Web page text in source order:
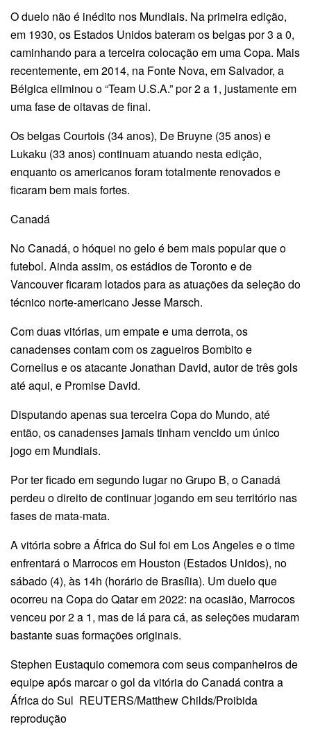
O duelo não é inédito nos Mundiais. Na primeira edição,
em 1930, os Estados Unidos bateram os belgas por 3 a 0,
caminhando para a terceira colocação em uma Copa. Mais
recentemente, em 2014, na Fonte Nova, em Salvador, a
Bélgica eliminou o “Team U.S.A.” por 2 a 1, justamente em
uma fase de oitavas de final.
Os belgas Courtois (34 anos), De Bruyne (35 anos) e
Lukaku (33 anos) continuam atuando nesta edição,
enquanto os americanos foram totalmente renovados e
ficaram bem mais fortes.
Canadá
No Canadá, o hóquei no gelo é bem mais popular que o
futebol. Ainda assim, os estádios de Toronto e de
Vancouver ficaram lotados para as atuações da seleção do
técnico norte-americano Jesse Marsch.
Com duas vitórias, um empate e uma derrota, os
canadenses contam com os zagueiros Bombito e
Cornelius e os atacante Jonathan David, autor de três gols
até aqui, e Promise David.
Disputando apenas sua terceira Copa do Mundo, até
então, os canadenses jamais tinham vencido um único
jogo em Mundiais.
Por ter ficado em segundo lugar no Grupo B, o Canadá
perdeu o direito de continuar jogando em seu território nas
fases de mata-mata.
A vitória sobre a África do Sul foi em Los Angeles e o time
enfrentará o Marrocos em Houston (Estados Unidos), no
sábado (4), às 14h (horário de Brasília). Um duelo que
ocorreu na Copa do Qatar em 2022: na ocasião, Marrocos
venceu por 2 a 1, mas de lá para cá, as seleções mudaram
bastante suas formações originais.
Stephen Eustaquio comemora com seus companheiros de
equipe após marcar o gol da vitória do Canadá contra a
África do Sul REUTERS/Matthew Childs/Proibida
reprodução